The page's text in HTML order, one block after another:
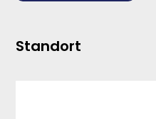
Standort